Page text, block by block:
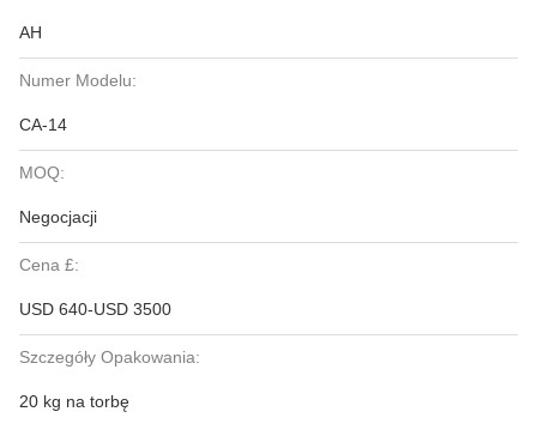
AH
Numer Modelu:
CA-14
MOQ:
Negocjacji
Cena £:
USD 640-USD 3500
Szczegóły Opakowania:
20 kg na torbę